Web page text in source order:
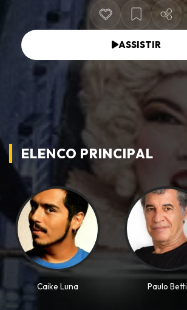
ASSISTIR
ELENCO PRINCIPAL
Caike Luna Paulo Betti